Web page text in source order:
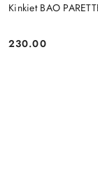
Kinkiet BAO
Cena:
230.00